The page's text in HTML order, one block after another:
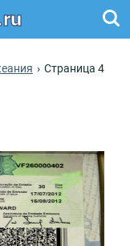
Страница 4